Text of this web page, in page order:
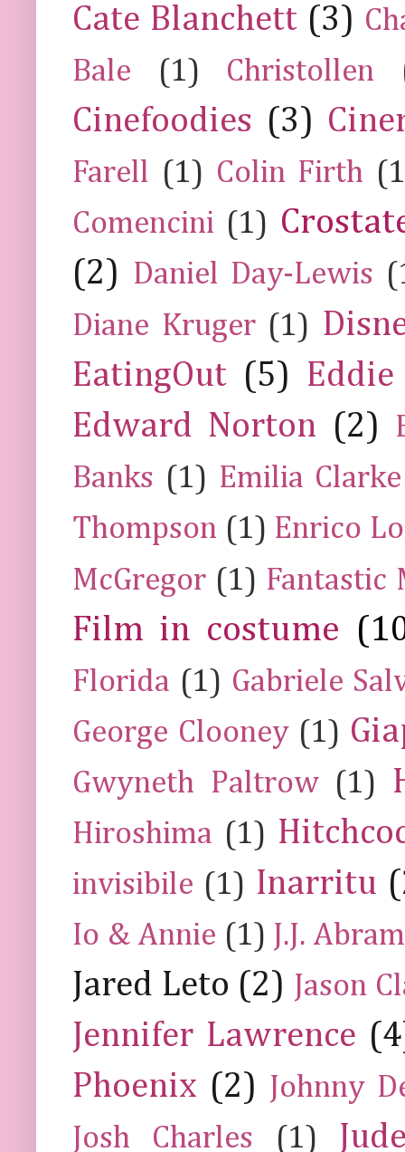
Cate Blanchett (3)
Bale
(1) Christollen
Cinefoodies (3)
Farell (1) Colin Firth
Comencini (1)
(2) Daniel Day-Lewis
Diane Kruger (1)
EatingOut (5) Eddie
Edward Norton (2)
Banks (1) Emilia Clarke
Thompson (1) Enrico
McGregor (1) Fantastic
Film in costume
Florida (1) Gabriele
George Clooney (1)
Gwyneth Paltrow (1)
Hiroshima (1)
invisibile (1) Inarritu
Io & Annie (1) J.J.
Jared Leto (2) Jason
Jennifer Lawrence
Phoenix (2) Johnny
Josh Charles
(1)